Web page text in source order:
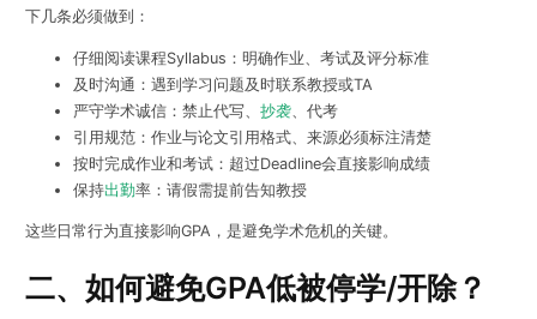
下几条必须做到：
仔细阅读课程Syllabus：明确作业、考试及评分标准
及时沟通：遇到学习问题及时联系教授或TA
严守学术诚信：禁止代写、 抄袭、代考
引用规范：作业与论文引用格式、来源必须标注清楚
按时完成作业和考试：超过Deadline会直接影响成绩
保持出勤率：请假需提前告知教授
这些日常行为直接影响GPA，是避免学术危机的关键。
二、如何避免GPA低被停学/开除？